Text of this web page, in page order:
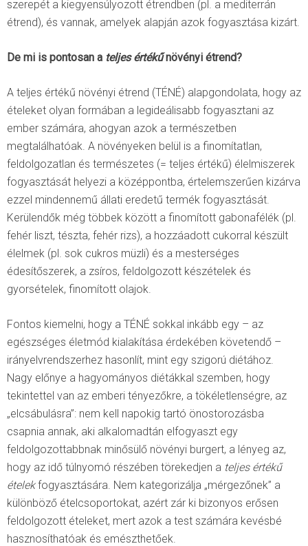
szerepét a kiegyensúlyozott étrendben (pl. a mediterrán
étrend), és vannak, amelyek alapján azok fogyasztása kizárt.
De mi is pontosan a teljes értékűnövényi étrend?
A teljes értékű növényi étrend (TÉNÉ) alapgondolata, hogy az
ételeket olyan formában a legideálisabb fogyasztani az
ember számára, ahogyan azok a természetben
megtalálhatóak. A növényeken belül is a finomítatlan,
feldolgozatlan és természetes (= teljes értékű) élelmiszerek
fogyasztását helyezi a középpontba, értelemszerűen kizárva
ezzel mindennemű állati eredetű termék fogyasztását.
Kerülendők még többek között a finomított gabonafélék (pl.
fehér liszt, tészta, fehér rizs), a hozzáadott cukorral készült
élelmek (pl. sok cukros müzli) és a mesterséges
édesítőszerek, a zsíros, feldolgozott készételek és
gyorsételek, finomított olajok.
Fontos kiemelni, hogy a TÉNÉ sokkal inkább egy – az
egészséges életmód kialakítása érdekében követendő –
irányelvrendszerhez hasonlít, mint egy szigorú diétához.
Nagy előnye a hagyományos diétákkal szemben, hogy
tekintettel van az emberi tényezőkre, a tökéletlenségre, az
„elcsábulásra”: nem kell napokig tartó önostorozásba
csapnia annak, aki alkalomadtán elfogyaszt egy
feldolgozottabbnak minősülő növényi burgert, a lényeg az,
hogy az idő túlnyomó részében törekedjen a teljes értékű
ételekfogyasztására. Nem kategorizálja „mérgezőnek” a
különböző ételcsoportokat, azért zár ki bizonyos erősen
feldolgozott ételeket, mert azok a test számára kevésbé
hasznosíthatóak és emészthetőek.